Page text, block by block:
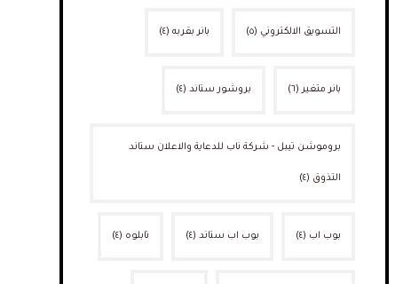
التسويق الالكتروني (٥) بانر بقربه(٤)
بانر متغير (٦) بروشور ستاند(٤)
بروموشن تيبل - شركة ناب للدعاية والاعلان ستاند
التذوق (٤)
بوب اب (٤) بوب اب ستاند(٤) تابلوه (٤)